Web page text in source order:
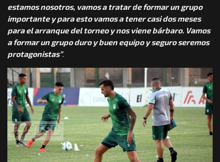
estamos nosotros, vamos a tratar de formar un grupo
importante y para esto vamos a tener casi dos meses
para el arranque del torneo y nos viene bárbaro. Vamos
a formar un grupo duro y buen equipo y seguro seremos
protagonistas”.